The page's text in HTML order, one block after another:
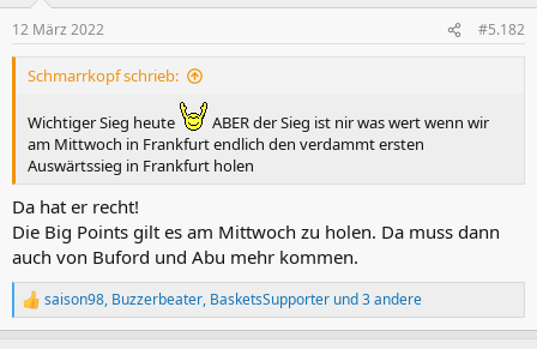
e
n
12 März 2022 #5.182
Schmarrkopf schrieb:
Wichtiger Sieg heute
ABER der Sieg ist nir was wert wenn wir
am Mittwoch in Frankfurt endlich den verdammt ersten
Auswärtssieg in Frankfurt holen
Da hat er recht!
Die Big Points gilt es am Mittwoch zu holen. Da muss dann
auch von Buford und Abu mehr kommen.
R
e
saison98, Buzzerbeater, BasketsSupporter und 3 andere